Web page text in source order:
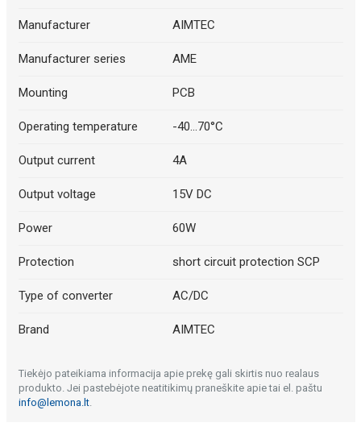
Manufacturer AIMTEC
Manufacturer series AME
Mounting PCB
Operating temperature -40...70°C
Output current 4A
Output voltage 15V DC
Power 60W
Protection short circuit protection SCP
Type of converter AC/DC
Brand AIMTEC
Tiekėjo pateikiama informacija apie prekę gali skirtis nuo realaus
produkto. Jei pastebėjote neatitikimų praneškite apie tai el. paštu
info@lemona.lt.